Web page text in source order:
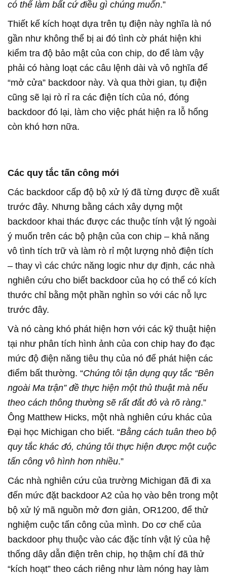
có thể làm bất cứ điều gì chúng muốn.”
Thiết kế kích hoạt dựa trên tụ điện này nghĩa là nó
gần như không thể bị ai đó tình cờ phát hiện khi
kiểm tra độ bảo mật của con chip, do để làm vậy
phải có hàng loạt các câu lệnh dài và vô nghĩa để
“mở cửa” backdoor này. Và qua thời gian, tụ điện
cũng sẽ lại rò rỉ ra các điện tích của nó, đóng
backdoor đó lại, làm cho việc phát hiện ra lỗ hổng
còn khó hơn nữa.
Các quy tắc tấn công mới
Các backdoor cấp độ bộ xử lý đã từng được đề xuất
trước đây. Nhưng bằng cách xây dựng một
backdoor khai thác được các thuộc tính vật lý ngoài
ý muốn trên các bộ phận của con chip – khả năng
vô tình tích trữ và làm rò rỉ một lượng nhỏ điện tích
– thay vì các chức năng logic như dự định, các nhà
nghiên cứu cho biết backdoor của họ có thể có kích
thước chỉ bằng một phần nghìn so với các nỗ lực
trước đây.
Và nó càng khó phát hiện hơn với các kỹ thuật hiện
tại như phân tích hình ảnh của con chip hay đo đạc
mức độ điện năng tiêu thụ của nó để phát hiện các
điểm bất thường. “Chúng tôi tận dụng quy tắc “Bên
ngoài Ma trận” đề thực hiện một thủ thuật mà nếu
theo cách thông thường sẽ rất đắt đỏ và rõ ràng.”
Ông Matthew Hicks, một nhà nghiên cứu khác của
Đại học Michigan cho biết. “Bằng cách tuân theo bộ
quy tắc khác đó, chúng tôi thực hiện được một cuộc
tấn công vô hình hơn nhiều.”
Các nhà nghiên cứu của trường Michigan đã đi xa
đến mức đặt backdoor A2 của họ vào bên trong một
bộ xử lý mã nguồn mở đơn giản, OR1200, để thử
nghiệm cuộc tấn công của mình. Do cơ chế của
backdoor phụ thuộc vào các đặc tính vật lý của hệ
thống dây dẫn điện trên chip, họ thậm chí đã thử
“kích hoạt” theo cách riêng như làm nóng hay làm